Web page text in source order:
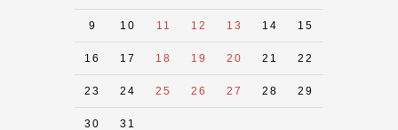
9 10 11 12 13 14 15
16 17 18 19 20 21 22
23 24 25 26 27 28 29
30 31